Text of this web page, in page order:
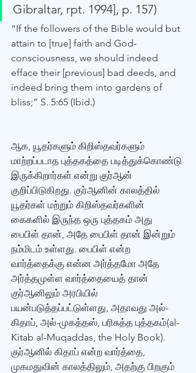
Gibraltar, rpt. 1994], p. 157)
“If the followers of the Bible would but
attain to [true] faith and God-
consciousness, we should indeed
efface their [previous] bad deeds, and
indeed bring them into gardens of
bliss;” S. 5:65 (Ibid.)
ஆக, யூதர்களும் கிறிஸ்தவர்களும்
மாற்றப்படாத புத்தகத்தை படித்துக்கொண்டு
இருக்கிறார்கள் என்று குர்‍ஆன்
குறிப்பிடுகிறது. குர்‍ஆனின் காலத்தில்
யூதர்கள் மற்றும் கிறிஸ்தவர்களின்
கைகளில் இருந்த ஒரு புத்தகம் அது
பைபிள் தான், அதே பைபிள் தான் இன்றும்
நம்மிடம் உள்ளது. பைபிள் என்ற
வார்த்தைக்கு என்ன அர்த்தமோ அதே
அர்த்தமுள்ள வார்த்தையைத் தான்
குர்‍ஆனிலும் அரபியில்
பயன்படுத்தப்பட்டுள்ளது, அதாவது அல்-
கிதாப், அல்-முகத்தஸ், பரிசுத்த புத்தகம்(al-
Kitab al-Muqaddas, the Holy Book).
குர்‍ஆனில் கிதாப் என்ற வார்த்தை,
முகமதுவின் காலத்திலும், அதற்கு பிறகும்